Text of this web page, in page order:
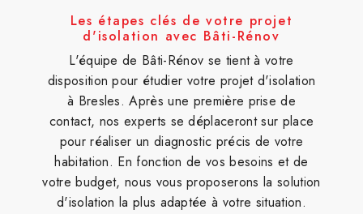
Les étapes clés de votre projet
d'isolation avec Bâti-Rénov
L'équipe de Bâti-Rénov se tient à votre
disposition pour étudier votre projet d'isolation
à Bresles. Après une première prise de
contact, nos experts se déplaceront sur place
pour réaliser un diagnostic précis de votre
habitation. En fonction de vos besoins et de
votre budget, nous vous proposerons la solution
d'isolation la plus adaptée à votre situation.